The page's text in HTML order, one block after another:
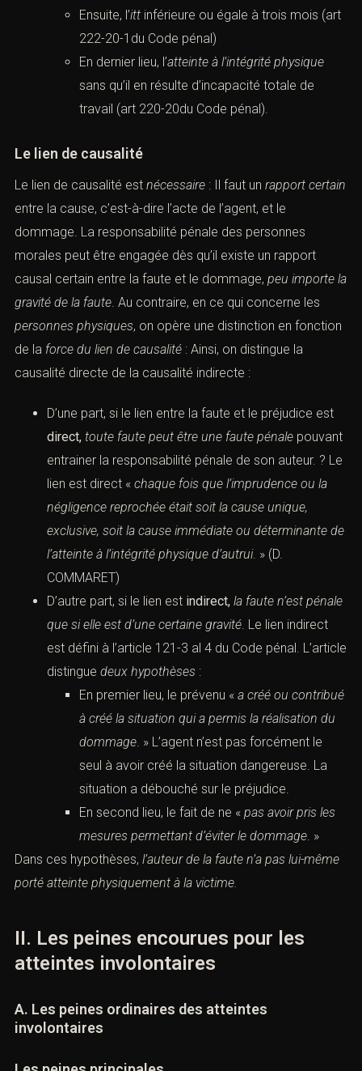
Ensuite, l’itt inférieure ou égale à trois mois (art
222-20-1du Code pénal )
En dernier lieu, l’atteinte à l’intégrité physique
sans qu’il en résulte d’incapacité totale de
travail (art 220-20du Code pénal ).
Le lien de causalité
Le lien de causalité est nécessaire : Il faut un rapport certain
entre la cause, c’est-à-dire l’acte de l’agent, et le
dommage. La responsabilité pénale des personnes
morales peut être engagée dès qu’il existe un rapport
causal certain entre la faute et le dommage, peu importe la
gravité de la faute . Au contraire, en ce qui concerne les
personnes physiques, on opère une distinction en fonction
de la force du lien de causalité : Ainsi, on distingue la
causalité directe de la causalité indirecte :
D’une part, si le lien entre la faute et le préjudice est
direct, toute faute peut être une faute pénale pouvant
entrainer la responsabilité pénale de son auteur. ? Le
lien est direct « chaque fois que l’imprudence ou la
négligence reprochée était soit la cause unique,
exclusive, soit la cause immédiate ou déterminante de
l’atteinte à l’intégrité physique d’autrui. » (D.
COMMARET)
D’autre part, si le lien est indirect, la faute n’est pénale
que si elle est d’une certaine gravité. Le lien indirect
est défini à l’article 121-3 al 4 du Code pénal. L’article
distingue deux hypothèses :
En premier lieu, le prévenu « a créé ou contribué
à créé la situation qui a permis la réalisation du
dommage. » L’agent n’est pas forcément le
seul à avoir créé la situation dangereuse. La
situation a débouché sur le préjudice.
En second lieu, le fait de ne « pas avoir pris les
mesures permettant d’éviter le dommage. »
Dans ces hypothèses, l’auteur de la faute n’a pas lui-même
porté atteinte physiquement à la victime.
II. Les peines encourues pour les
atteintes involontaires
A. Les peines ordinaires des atteintes
involontaires